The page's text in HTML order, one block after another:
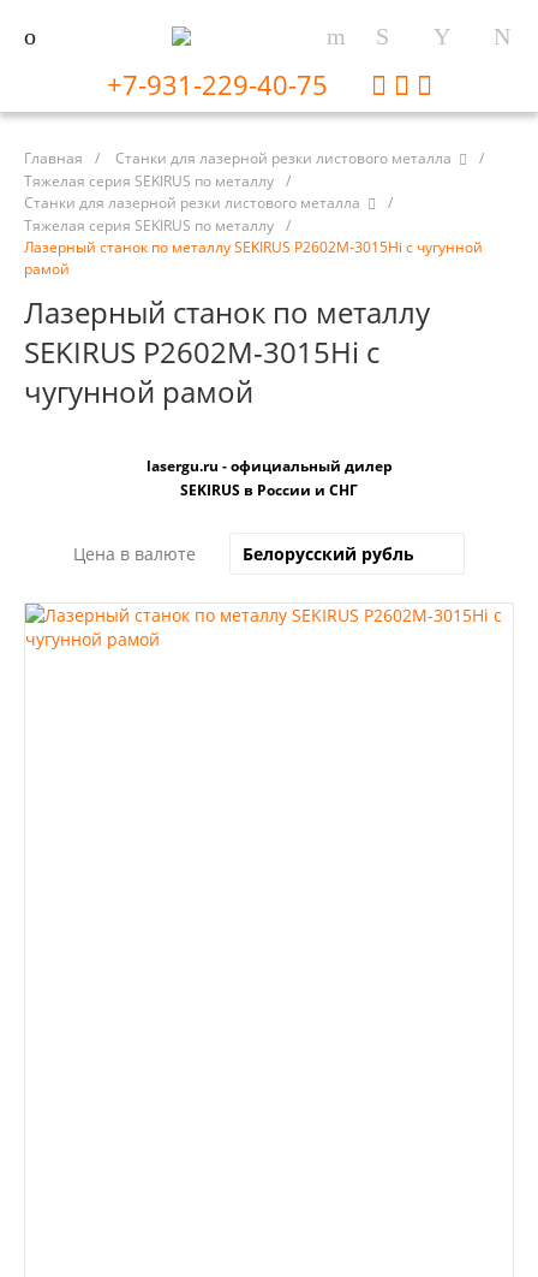
+7-931-229-40-75
Главная / Станки для лазерной резки листового металла
/
Тяжелая серия SEKIRUS по металлу /
Станки для лазерной резки листового металла
/
Тяжелая серия SEKIRUS по металлу /
Лазерный станок по металлу SEKIRUS P2602M-3015Hi с чугунной
рамой
Лазерный станок по металлу
SEKIRUS P2602M-3015Hi с
чугунной рамой
Цена в валюте
lasergu.ru - официальный дилер
SEKIRUS в России и СНГ